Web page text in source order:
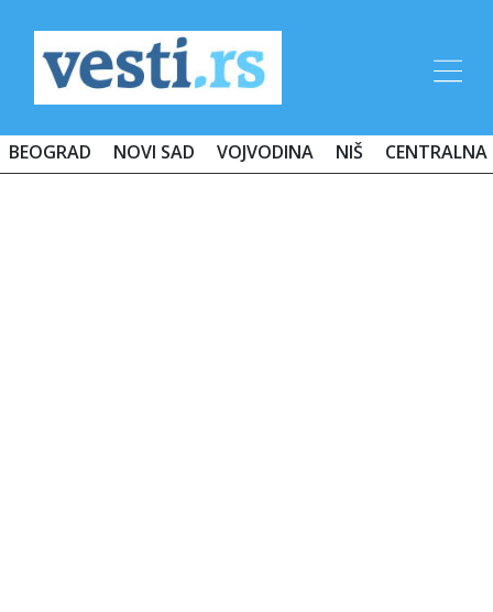
BEOGRAD NOVI SAD VOJVODINA NIŠ CENTRALNA